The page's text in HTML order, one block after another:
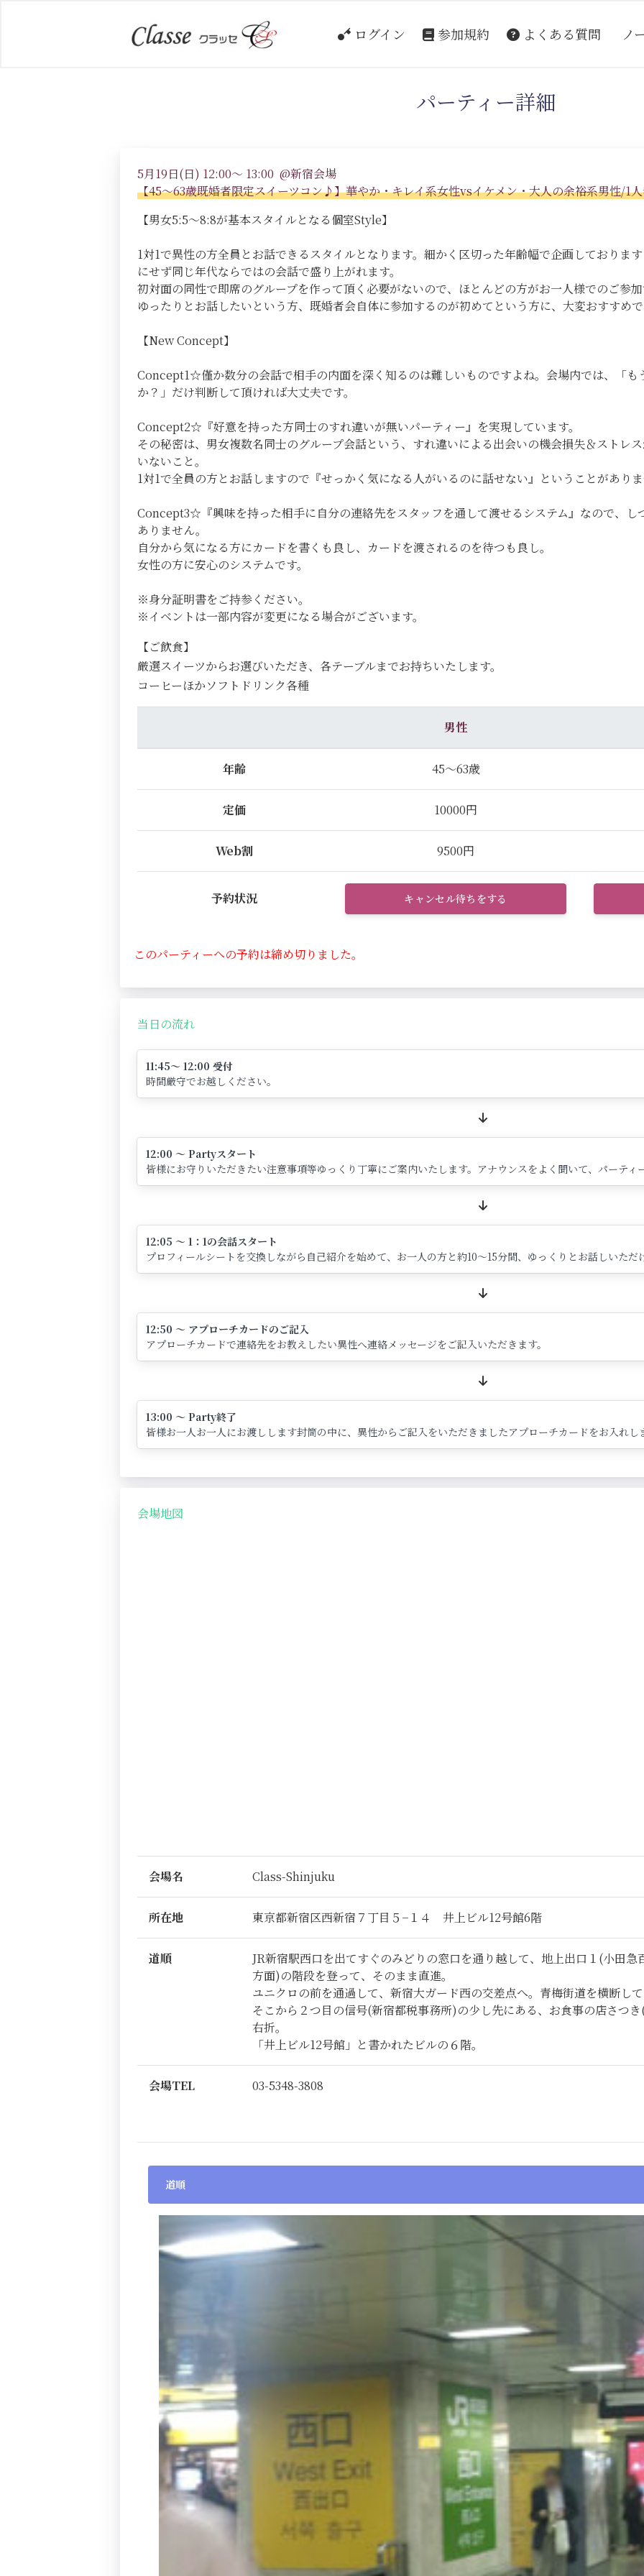
ログイン 参加規約 よくある質問 ノ
パーティー詳細
5月19日(日) 12:00～ 13:00 @新宿会場
【45～63歳既婚者限定スイーツコン♪】華やか・キレイ系女性vsイケメン・大人の余裕系男性/1
【男女5:5～8:8が基本スタイルとなる個室Style】
1対1で異性の方全員とお話できるスタイルとなります。細かく区切った年齢幅で企画しておりま
にせず同じ年代ならではの会話で盛り上がれます。
初対面の同性で即席のグループを作って頂く必要がないので、ほとんどの方がお一人様でのご参
ゆったりとお話したいという方、既婚者会自体に参加するのが初めてという方に、大変おすすめ
【New Concept】
Concept1☆僅か数分の会話で相手の内面を深く知るのは難しいものですよね。会場内では、「も
か？」だけ判断して頂ければ大丈夫です。
Concept2☆『好意を持った方同士のすれ違いが無いパーティー』を実現しています。
その秘密は、男女複数名同士のグループ会話という、すれ違いによる出会いの機会損失＆ストレ
いないこと。
1対1で全員の方とお話しますので『せっかく気になる人がいるのに話せない』ということがあり
Concept3☆『興味を持った相手に自分の連絡先をスタッフを通して渡せるシステム』なので、し
ありません。
自分から気になる方にカードを書くも良し、カードを渡されるのを待つも良し。
女性の方に安心のシステムです。
※身分証明書をご持参ください。
※イベントは一部内容が変更になる場合がございます。
【ご飲食】
厳選スイーツからお選びいただき、各テーブルまでお持ちいたします。
コーヒーほかソフトドリンク各種
男性
年齢 45～63歳
定価 10000円
Web割 9500円
予約状況 キャンセル待ちをする
このパーティーへの予約は締め切りました。
当日の流れ
11:45～ 12:00 受付
時間厳守でお越しください。
12:00 ～ Partyスタート
皆様にお守りいただきたい注意事項等ゆっくり丁寧にご案内いたします。アナウンスをよく聞いて、パーティ
12:05 ～ 1：1の会話スタート
プロフィールシートを交換しながら自己紹介を始めて、お一人の方と約10～15分間、ゆっくりとお話しいただ
12:50 ～ アプローチカードのご記入
アプローチカードで連絡先をお教えしたい異性へ連絡メッセージをご記入いただきます。
13:00 ～ Party終了
皆様お一人お一人にお渡しします封筒の中に、異性からご記入をいただきましたアプローチカードをお入れし
会場地図
会場名 Class-Shinjuku
所在地 東京都新宿区西新宿７丁目５−１４ 井上ビル12号館6階
道順
JR新宿駅西口を出てすぐのみどりの窓口を通り越して、地上出口１(小田
方面)の階段を登って、そのまま直進。
ユニクロの前を通過して、新宿大ガード西の交差点へ。青梅街道を横断し
そこから２つ目の信号(新宿都税事務所)の少し先にある、お食事の店さつ
右折。
「井上ビル12号館」と書かれたビルの６階。
会場TEL 03-5348-3808
道順